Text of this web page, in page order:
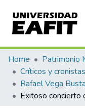
Communities &
All of DSpace
Statistics
Home Patrimonio
Rafael Vega